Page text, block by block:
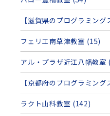
【滋賀県のプログラミン
フェリエ南草津教室 (15)
アル・プラザ近江八幡教室
【京都府のプログラミン
ラクト山科教室 (142)